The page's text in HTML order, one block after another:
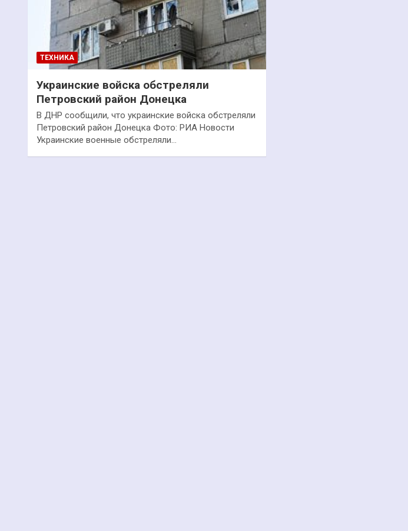
ТЕХНИКА
Украинские войска обстреляли
Петровский район Донецка
В ДНР сообщили, что украинские войска обстреляли
Петровский район Донецка Фото: РИА Новости
Украинские военные обстреляли…